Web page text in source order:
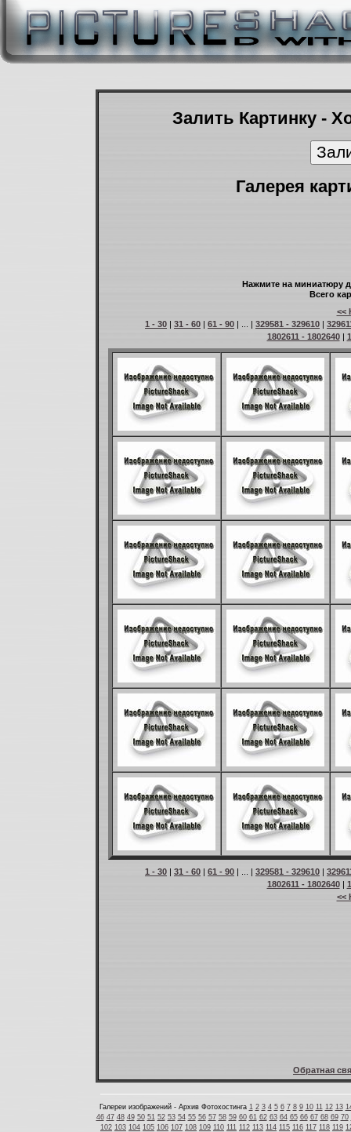
Залить Картинку -
Галерея
Нажмите на миниатюру
Всего
<<
1 - 30 | 31 - 60 | 61 - 90 | ... | 329581 - 329610 |
1802611 - 1802640|
1 - 30 | 31 - 60 | 61 - 90 | ... | 329581 - 329610 |
1802611 - 1802640|
<<
Обратная
Галереи изображений - Архив Фотохостинга 1 2 3 4 5 6 7 8 9 10 11 12 13
46 47 48 49 50 51 52 53 54 55 56 57 58 59 60 61 62 63 64 65 66 67 68 69 70
102 103 104 105 106 107 108 109 110 111 112 113 114 115 116 117 118 119